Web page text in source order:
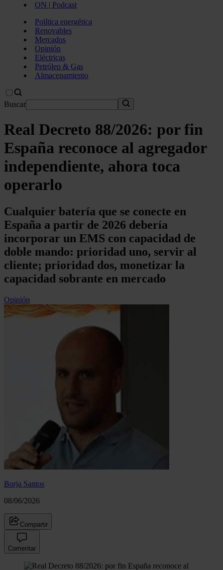
ON | Podcast
Política energética
Renovables
Mercados
Opinión
Eléctricas
Petróleo & Gas
Almacenamiento
Buscar
Real Decreto 88/2026: por fin
España reconoce al agregador
independiente, ahora toca
operarlo
Cualquier batería que se conecte en
España a partir de 2026 debería
incorporar un EMS con capacidad de
doble mando: prioridad uno, servir al
cliente; prioridad dos, monetizar la
capacidad sobrante en mercado
Opinión
Borja Santos
08/06/2026
Compartir
Comentar